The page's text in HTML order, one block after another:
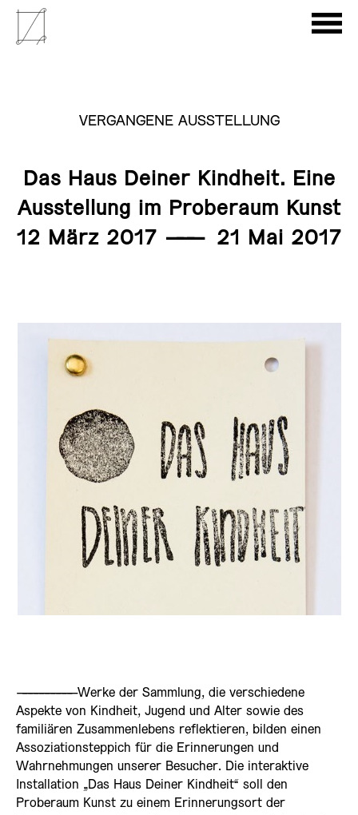
VERGANGENE AUSSTELLUNG
Das Haus Deiner Kindheit. Eine
Ausstellung im Proberaum Kunst
12 März 2017 ——— 21 Mai 2017
——————————Werke der Sammlung, die verschiedene
Aspekte von Kindheit, Jugend und Alter sowie des
familiären Zusammenlebens reflektieren, bilden einen
Assoziationsteppich für die Erinnerungen und
Wahrnehmungen unserer Besucher. Die interaktive
Installation „Das Haus Deiner Kindheit“ soll den
Proberaum Kunst zu einem Erinnerungsort der